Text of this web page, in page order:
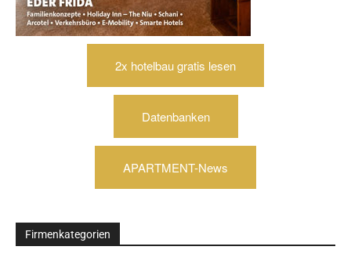
2x hotelbau gratis lesen
Datenbanken
APARTMENT-News
Firmenkategorien